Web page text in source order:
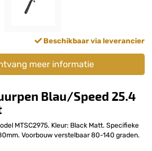
Beschikbaar via leverancier
meer informatie
Blau/Speed 25.4
MTSC2975. Kleur: Black Matt. Specifieke
Voorbouw verstelbaar 80-140 graden.